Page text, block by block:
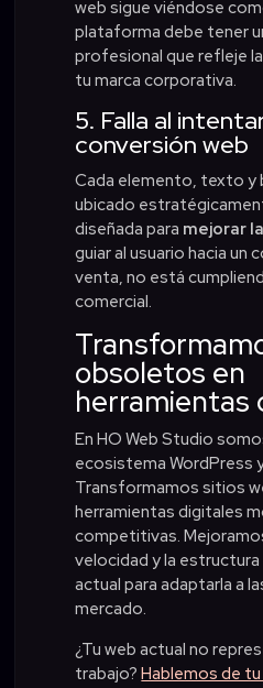
web sigue viéndose
plataforma debe tener
profesional que refleje
tu marca corporativa.
5. Falla al
conversión web
Cada elemento, texto
ubicado
diseñada para mejorar
guiar al usuario hacia un
venta, no está
comercial.
obsoletos en
herramientas
En HO Web Studio
ecosistema WordPress
Transformamos sitios
herramientas digitales
competitivas.
velocidad y la
actual para adaptarla a
mercado.
¿Tu web actual no
trabajo?Hablemos de